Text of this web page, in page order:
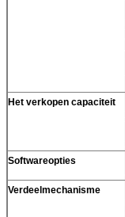
Het verkopen capaciteit
Softwareopties
Verdeelmechanisme